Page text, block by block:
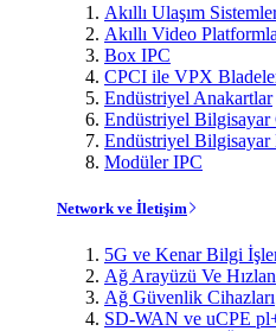
Akıllı Ulaşım
Akıllı Video
Box IPC
CPCI ile VPX
Endüstriyel Anakartlar
Endüstriyel
Endüstriyel Bilgisayar
Modüler IPC
Network ve İletişim
5G ve Kenar Bilgi
Ağ Arayüzü Ve
Ağ Güvenlik Cihazları
SD-WAN ve uCPE